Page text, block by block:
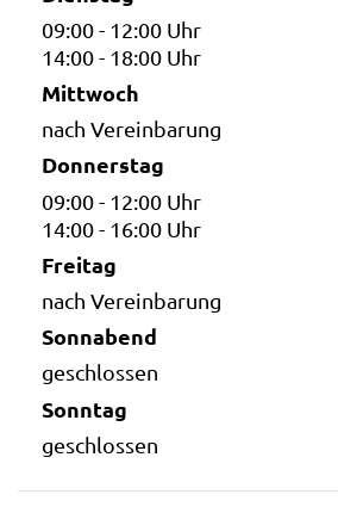
09:00 - 12:00 Uhr
14:00 - 18:00 Uhr
Mittwoch
nach Vereinbarung
Donnerstag
09:00 - 12:00 Uhr
14:00 - 16:00 Uhr
Freitag
nach Vereinbarung
Sonnabend
geschlossen
Sonntag
geschlossen